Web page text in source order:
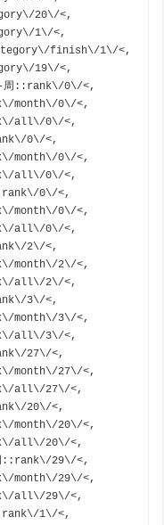
20\/<,
1\/<,
finish\/1\/<,
19\/<,
周::rank\/0\/<,
month\/0\/<,
all\/0\/<,
0\/<,
month\/0\/<,
all\/0\/<,
0\/<,
month\/0\/<,
all\/0\/<,
2\/<,
month\/2\/<,
all\/2\/<,
3\/<,
month\/3\/<,
all\/3\/<,
27\/<,
month\/27\/<,
all\/27\/<,
20\/<,
month\/20\/<,
all\/20\/<,
::rank\/29\/<,
month\/29\/<,
all\/29\/<,
1\/<,